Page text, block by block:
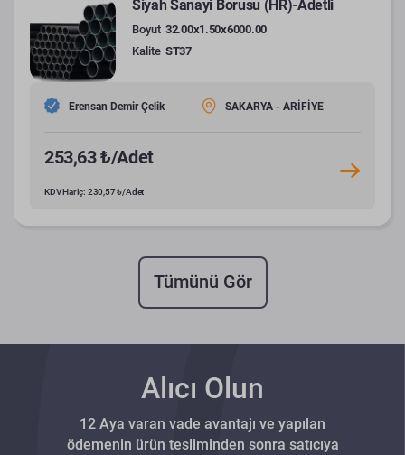
Siyah Sanayi Borusu (HR)-Adetli
Boyut 32.00x1.50x6000.00
Kalite ST37
Erensan Demir Çelik SAKARYA - ARİFİYE
253,63 ₺/Adet
KDV Hariç: 230,57 ₺/Adet
Tümünü Gör
Alıcı Olun
12 Aya varan vade avantajı ve yapılan
ödemenin ürün tesliminden sonra satıcıya